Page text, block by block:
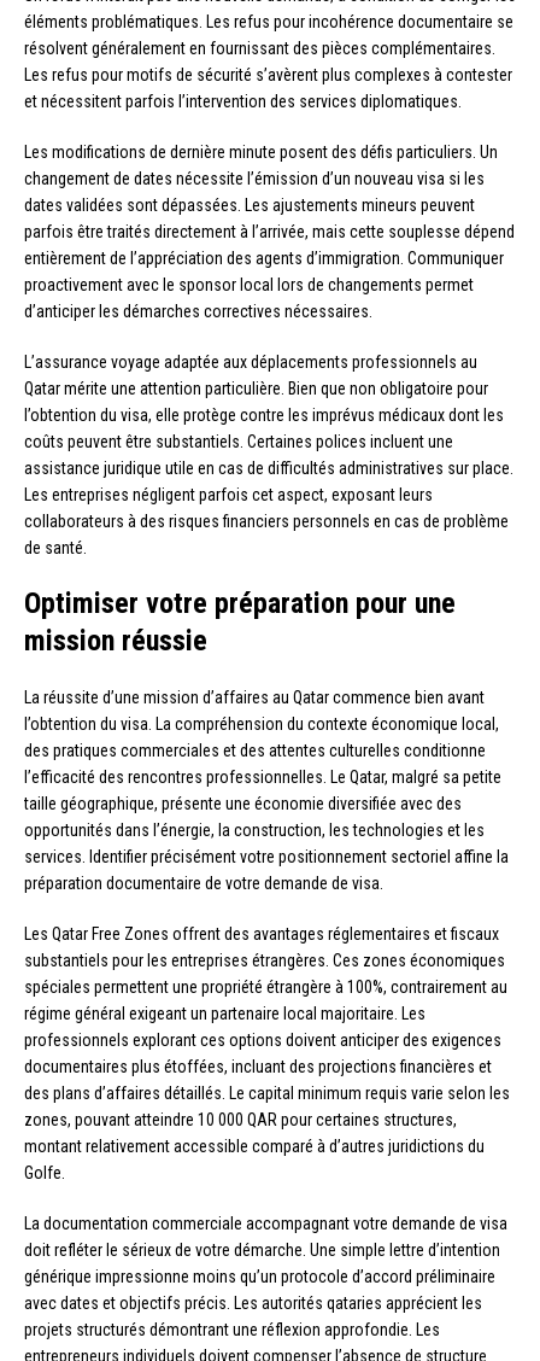
éléments problématiques. Les refus pour incohérence documentaire se
résolvent généralement en fournissant des pièces complémentaires.
Les refus pour motifs de sécurité s’avèrent plus complexes à contester
et nécessitent parfois l’intervention des services diplomatiques.
Les modifications de dernière minute posent des défis particuliers. Un
changement de dates nécessite l’émission d’un nouveau visa si les
dates validées sont dépassées. Les ajustements mineurs peuvent
parfois être traités directement à l’arrivée, mais cette souplesse dépend
entièrement de l’appréciation des agents d’immigration. Communiquer
proactivement avec le sponsor local lors de changements permet
d’anticiper les démarches correctives nécessaires.
L’assurance voyage adaptée aux déplacements professionnels au
Qatar mérite une attention particulière. Bien que non obligatoire pour
l’obtention du visa, elle protège contre les imprévus médicaux dont les
coûts peuvent être substantiels. Certaines polices incluent une
assistance juridique utile en cas de difficultés administratives sur place.
Les entreprises négligent parfois cet aspect, exposant leurs
collaborateurs à des risques financiers personnels en cas de problème
de santé.
Optimiser votre préparation pour une
mission réussie
La réussite d’une mission d’affaires au Qatar commence bien avant
l’obtention du visa. La compréhension du contexte économique local,
des pratiques commerciales et des attentes culturelles conditionne
l’efficacité des rencontres professionnelles. Le Qatar, malgré sa petite
taille géographique, présente une économie diversifiée avec des
opportunités dans l’énergie, la construction, les technologies et les
services. Identifier précisément votre positionnement sectoriel affine la
préparation documentaire de votre demande de visa.
Les Qatar Free Zones offrent des avantages réglementaires et fiscaux
substantiels pour les entreprises étrangères. Ces zones économiques
spéciales permettent une propriété étrangère à 100%, contrairement au
régime général exigeant un partenaire local majoritaire. Les
professionnels explorant ces options doivent anticiper des exigences
documentaires plus étoffées, incluant des projections financières et
des plans d’affaires détaillés. Le capital minimum requis varie selon les
zones, pouvant atteindre 10 000 QAR pour certaines structures,
montant relativement accessible comparé à d’autres juridictions du
Golfe.
La documentation commerciale accompagnant votre demande de visa
doit refléter le sérieux de votre démarche. Une simple lettre d’intention
générique impressionne moins qu’un protocole d’accord préliminaire
avec dates et objectifs précis. Les autorités qataries apprécient les
projets structurés démontrant une réflexion approfondie. Les
entrepreneurs individuels doivent compenser l’absence de structure